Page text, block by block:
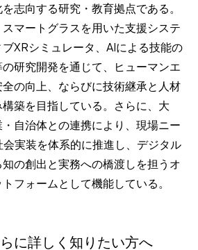
志向する研究・教育拠点である。
マートグラスを用いた支援システ
XRシミュレータ、AIによる技能の
研究開発を通じて、ヒューマンエ
の向上、ならびに技術継承と人材
築を目指している。さらに、大
自治体との連携により、現場ニー
実装を体系的に推進し、デジタル
の創出と実務への橋渡しを担うオ
フォームとして機能している。
に詳しく知りたい方へ